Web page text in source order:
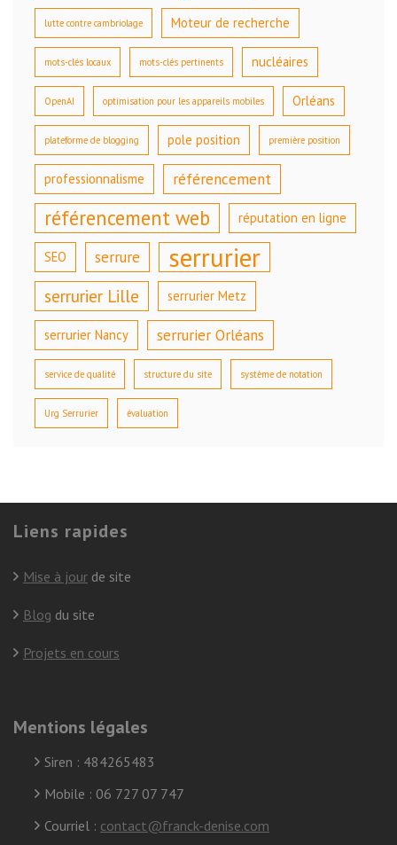
lutte contre cambriolage Moteur de recherche
mots-clés locaux mots-clés pertinents nucléaires
OpenAI optimisation pour les appareils mobiles Orléans
plateforme de blogging pole position première position
professionnalisme référencement
référencement web réputation en ligne
SEO serrure serrurier
serrurier Lille serrurier Metz
serrurier Nancy serrurier Orléans
service de qualité structure du site système de notation
Urg Serrurier évaluation
Liens rapides
Mise à jour de site
Blog du site
Projets en cours
Mentions légales
Siren : 484265483
Mobile : 06 727 07 747
Courriel : contact@franck-denise.com